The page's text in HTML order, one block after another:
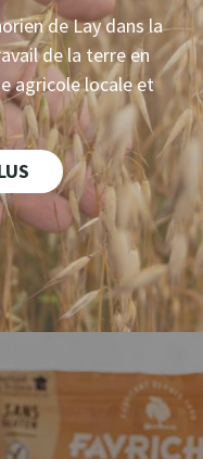
de Lay dans la
de la terre en
agricole locale et